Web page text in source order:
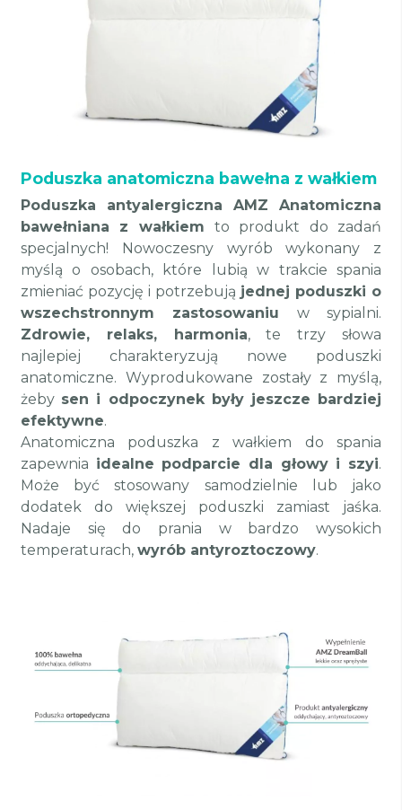
Poduszka anatomiczna bawełna z wałkiem
Poduszka antyalergiczna AMZ Anatomiczna
bawełniana z wałkiem to produkt do zadań
specjalnych! Nowoczesny wyrób wykonany z
myślą o osobach, które lubią w trakcie spania
zmieniać pozycję i potrzebują jednej poduszki o
wszechstronnym zastosowaniu w sypialni.
Zdrowie, relaks, harmonia, te trzy słowa
najlepiej charakteryzują nowe poduszki
anatomiczne. Wyprodukowane zostały z myślą,
żeby sen i odpoczynek były jeszcze bardziej
efektywne.
Anatomiczna poduszka z wałkiem do spania
zapewnia idealne podparcie dla głowy i szyi.
Może być stosowany samodzielnie lub jako
dodatek do większej poduszki zamiast jaśka.
Nadaje się do prania w bardzo wysokich
temperaturach, wyrób antyroztoczowy.